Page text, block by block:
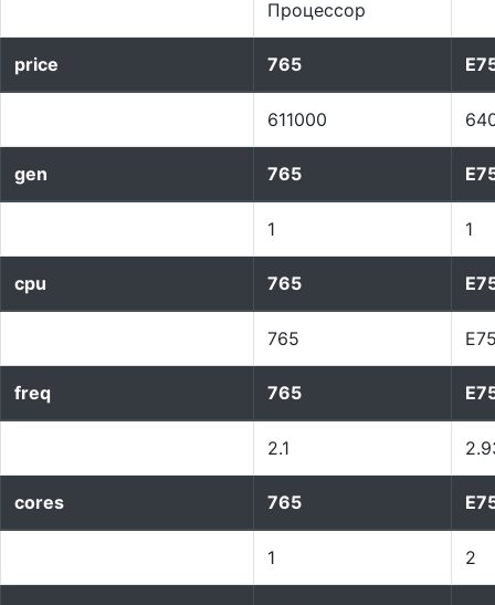
Процессор
price 765
611000
gen 765
1 1
cpu 765
765
freq 765
2.1
cores 765
1 2